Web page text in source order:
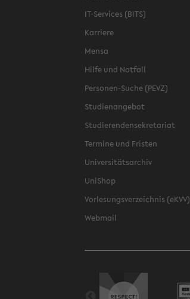
IT-Services (BITS)
Karriere
Mensa
Hilfe und Notfall
Personen-Suche (PEVZ)
Studienangebot
Studierendensekretariat
Termine und Fristen
Universitätsarchiv
UniShop
Vorlesungsverzeichnis (eKVV)
Webmail